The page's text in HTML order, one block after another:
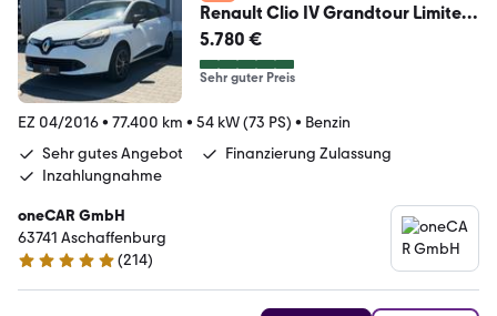
Renault Clio IV Grandtour Limited
LED Tüv 10.2027
5.780 €
Sehr guter Preis
EZ 04/2016• 77.400 km • 54 kW (73 PS) • Benzin
Sehr gutes Angebot
Finanzierung Zulassung
Inzahlungnahme
oneCAR GmbH
63741 Aschaffenburg
4.8 Sterne
(214)